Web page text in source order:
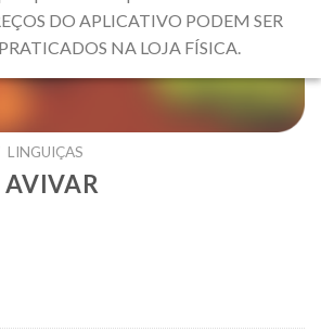
LINGUIÇAS
AVIVAR
DO APLICATIVO PODEM SER
NA LOJA FÍSICA.